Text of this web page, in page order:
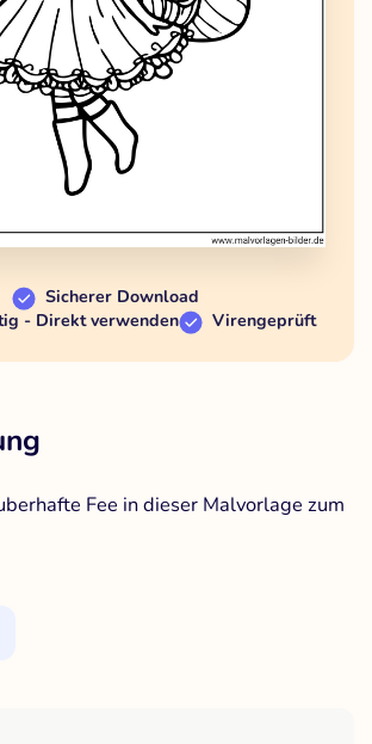
Sicherer Download
- Direkt verwenden
Virengeprüft
Fee in dieser Malvorlage zum